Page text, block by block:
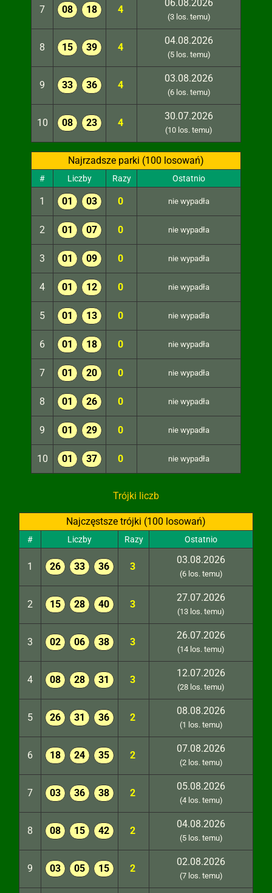
7 08 18 4
06.08.2026
(3 los. temu)
8 15 39 4
04.08.2026
(5 los. temu)
9 33 36 4
03.08.2026
(6 los. temu)
10 08 23 4
30.07.2026
(10 los. temu)
Najrzadsze parki (100 losowań)
# Liczby Razy Ostatnio
1 01 03 0 nie wypadła
2 01 07 0 nie wypadła
3 01 09 0 nie wypadła
4 01 12 0 nie wypadła
5 01 13 0 nie wypadła
6 01 18 0 nie wypadła
7 01 20 0 nie wypadła
8 01 26 0 nie wypadła
9 01 29 0 nie wypadła
10 01 37 0 nie wypadła
Trójki liczb
Najczęstsze trójki (100 losowań)
# Liczby Razy Ostatnio
1 26 33 36 3
03.08.2026
(6 los. temu)
2 15 28 40 3
27.07.2026
(13 los. temu)
3 02 06 38 3
26.07.2026
(14 los. temu)
4 08 28 31 3
12.07.2026
(28 los. temu)
5 26 31 36 2
08.08.2026
(1 los. temu)
6 18 24 35 2
07.08.2026
(2 los. temu)
7 03 36 38 2
05.08.2026
(4 los. temu)
8 08 15 42 2
04.08.2026
(5 los. temu)
9 03 05 15 2
02.08.2026
(7 los. temu)